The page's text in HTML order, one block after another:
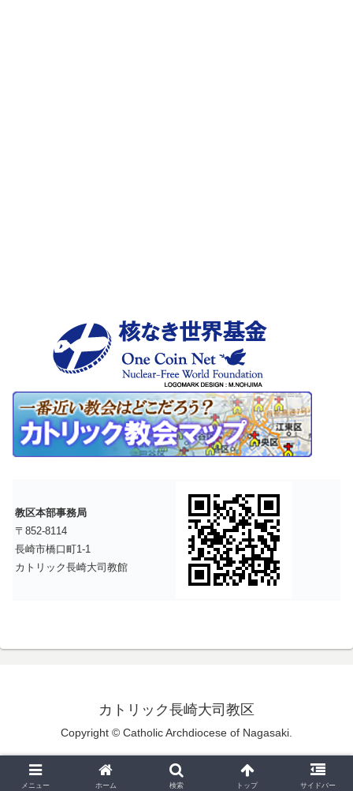
教区本部事務局
〒852-8114
長崎市橋口町1-1
カトリック長崎大司教館
カトリック長崎大司教区
Copyright © Catholic Archdiocese of Nagasaki.
メニュー ホーム 検索 トップ サイドバー